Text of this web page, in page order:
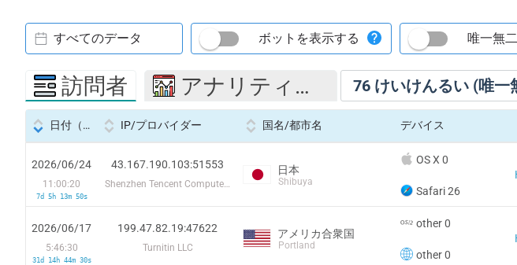
76 けいけんるい (唯一
すべてのデータ ボットを表示する 唯一無
訪問者 アナリティクス
日付（Datetime IP/プロバイダー 国名/都市名 デバイス
2026/06/24
11:00:20
7d 5h 13m 50s
43.167.190.103:51553
Shenzhen Tencent Computer Systems Company Limited
日本
Shibuya
OS X 0
Safari 26
2026/06/17
5:46:30
31d 14h 44m 30s
199.47.82.19:47622
Turnitin LLC
アメリカ合衆国
Portland
other 0
other 0